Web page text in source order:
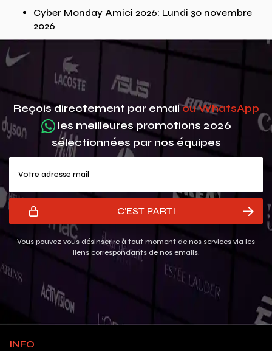
Cyber Monday Amici 2026: Lundi 30 novembre
2026
Reçois directement par emailou WhatsApp
les meilleures promotions 2026
sélectionnées par nos équipes
C'EST PARTI
Vous pouvez vous désinscrire à tout moment de nos services via les
liens correspondants de nos emails.
INFO